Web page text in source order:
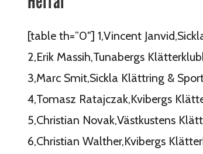
[table th=”0″] 1,Vincent
2,Erik Massih,Tunabergs
3,Marc Smit,Sickla Klättring &
4,Tomasz Ratajczak,Kvibergs
5,Christian Novak,Västkustens
6,Christian Walther,Kvibergs